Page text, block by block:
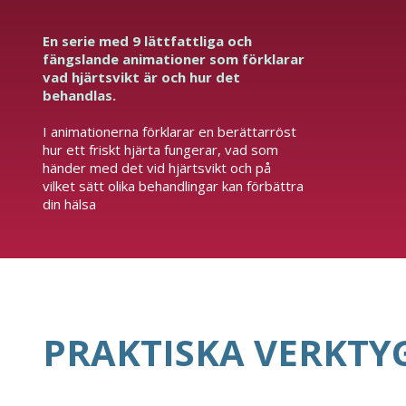
En serie med 9 lättfattliga och
fängslande animationer som förklarar
vad hjärtsvikt är och hur det
behandlas.
I animationerna förklarar en berättarröst
hur ett friskt hjärta fungerar, vad som
händer med det vid hjärtsvikt och på
vilket sätt olika behandlingar kan förbättra
din hälsa
PRAKTISKA